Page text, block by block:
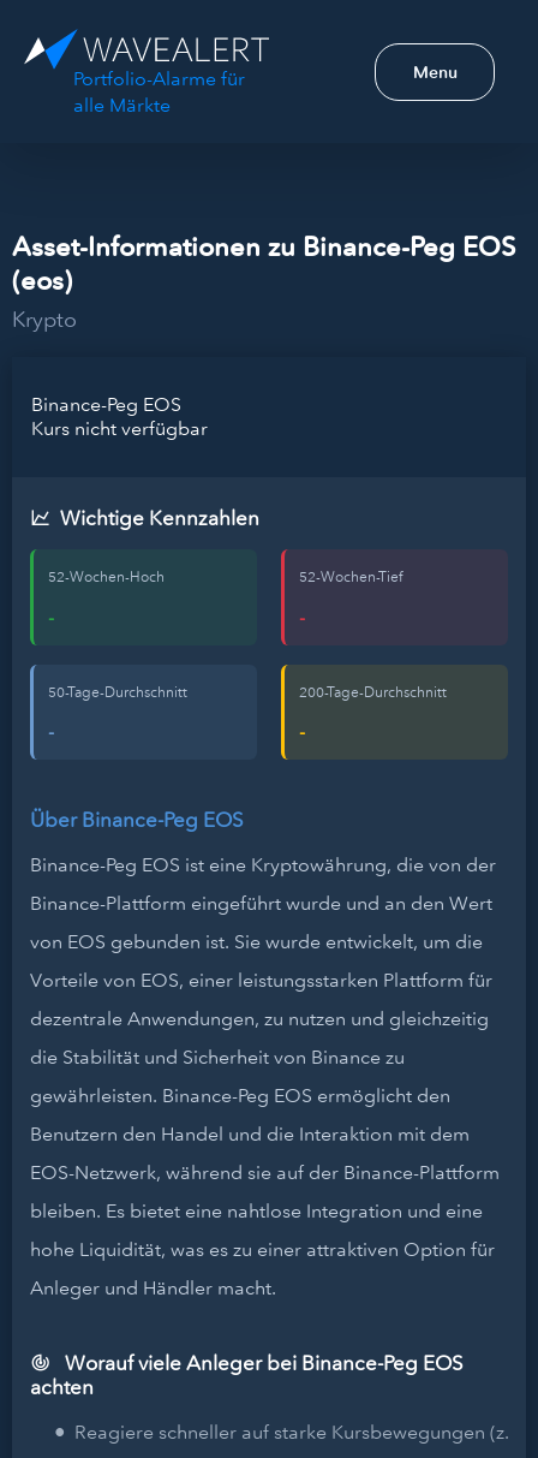
Portfolio-Alarme für
alle Märkte
Menu
Asset-Informationen zu Binance-Peg EOS
(eos)
Krypto
Binance-Peg EOS
Kurs nicht verfügbar
Wichtige Kennzahlen
52-Wochen-Hoch
-
52-Wochen-Tief
-
50-Tage-Durchschnitt
-
200-Tage-Durchschnitt
-
Über Binance-Peg EOS
Binance-Peg EOS ist eine Kryptowährung, die von der
Binance-Plattform eingeführt wurde und an den Wert
von EOS gebunden ist. Sie wurde entwickelt, um die
Vorteile von EOS, einer leistungsstarken Plattform für
dezentrale Anwendungen, zu nutzen und gleichzeitig
die Stabilität und Sicherheit von Binance zu
gewährleisten. Binance-Peg EOS ermöglicht den
Benutzern den Handel und die Interaktion mit dem
EOS-Netzwerk, während sie auf der Binance-Plattform
bleiben. Es bietet eine nahtlose Integration und eine
hohe Liquidität, was es zu einer attraktiven Option für
Anleger und Händler macht.
Worauf viele Anleger bei Binance-Peg EOS
achten
Reagiere schneller auf starke Kursbewegungen (z.